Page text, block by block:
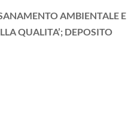
AMBIENTALE E
QUALITA’; DEPOSITO